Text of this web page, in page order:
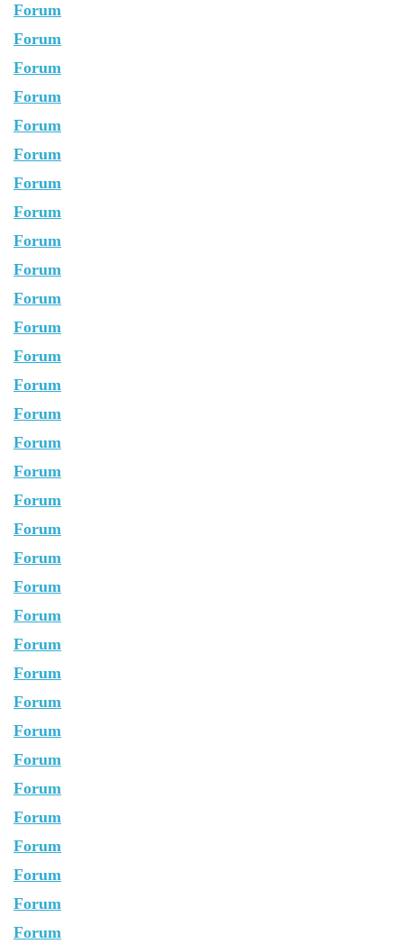
Forum
Forum
Forum
Forum
Forum
Forum
Forum
Forum
Forum
Forum
Forum
Forum
Forum
Forum
Forum
Forum
Forum
Forum
Forum
Forum
Forum
Forum
Forum
Forum
Forum
Forum
Forum
Forum
Forum
Forum
Forum
Forum
Forum